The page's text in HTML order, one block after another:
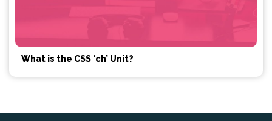
What is the CSS ‘ch’ Unit?